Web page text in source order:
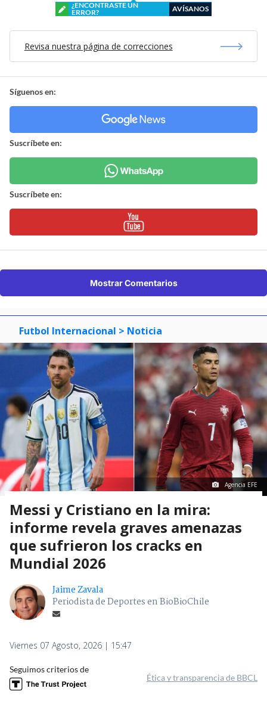
¿ENCONTRASTE UN
ERROR?
AVÍSANOS
Revisa nuestra página de correcciones
Síguenos en:
Suscríbete en:
Suscríbete en:
Mostrar Comentarios
Futbol Internacional > Noticia
Agencia EFE
Messi y Cristiano en la mira:
informe revela graves amenazas
que sufrieron los cracks en
Mundial 2026
Jaime Zavala
Periodista de Deportes en BioBioChile
Viernes 07 Agosto, 2026 | 15:47
Seguimos criterios de
Ética y transparencia de BBCL